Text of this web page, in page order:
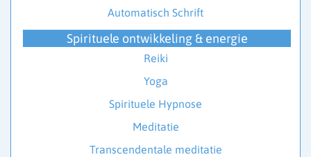
Automatisch Schrift
Spirituele ontwikkeling & energie
Reiki
Yoga
Spirituele Hypnose
Meditatie
Transcendentale meditatie